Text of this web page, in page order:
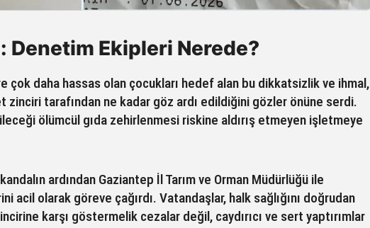
Denetim Ekipleri Nerede?
çok daha hassas olan çocukları hedef alan bu dikkatsizlik ve ihmal,
zinciri tarafından ne kadar göz ardı edildiğini gözler önüne serdi.
ölümcül gıda zehirlenmesi riskine aldırış etmeyen işletmeye
ardından Gaziantep İl Tarım ve Orman Müdürlüğü ile
acil olarak göreve çağırdı. Vatandaşlar, halk sağlığını doğrudan
karşı göstermelik cezalar değil, caydırıcı ve sert yaptırımlar